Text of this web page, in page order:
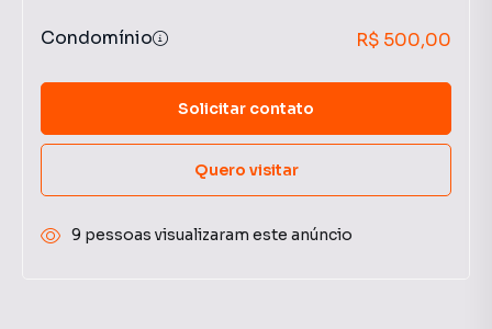
Condomínio R$ 500,00
Solicitar contato
Quero visitar
9 pessoas visualizaram este anúncio